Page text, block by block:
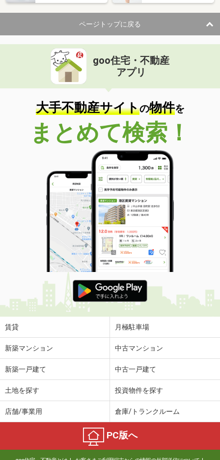
ページトップに戻る
goo住宅・不動産
アプリ
大手不動産サイトの物件を
まとめて検索！
賃貸 月極駐車場
新築マンション 中古マンション
新築一戸建て 中古一戸建て
土地を探す 投資物件を探す
店舗/事業用 倉庫/トランクルーム
PC版へ